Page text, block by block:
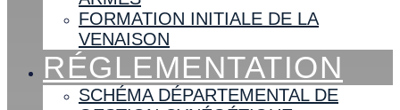
FORMATION INITIALE DE LA
VENAISON
RÉGLEMENTATION
SCHÉMA DÉPARTEMENTAL DE